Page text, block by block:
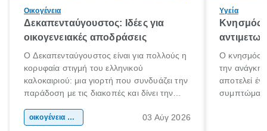
Οικογένεια
Δεκαπενταύγουστος: Ιδέες για
οικογενειακές αποδράσεις
Ο Δεκαπενταύγουστος είναι για πολλούς η
κορυφαία στιγμή του ελληνικού
καλοκαιριού: μια γιορτή που συνδυάζει την
παράδοση με τις διακοπές και δίνει την
χώρας. Είτε πρόκειται για λίγες μέρες
οικογένεια & παιδί 03 Αύγ 2026
Υγεία
Κνησμός:
Ο κνησμός
την ανάγκη
αποτελεί